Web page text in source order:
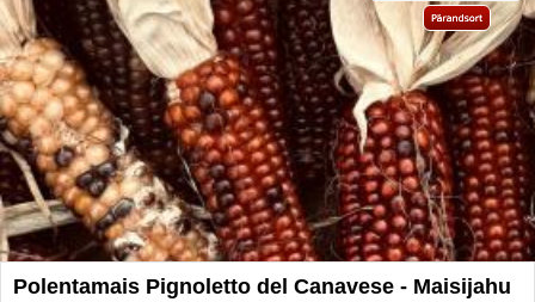
Polentamais Pignoletto del Canavese - Maisijahu